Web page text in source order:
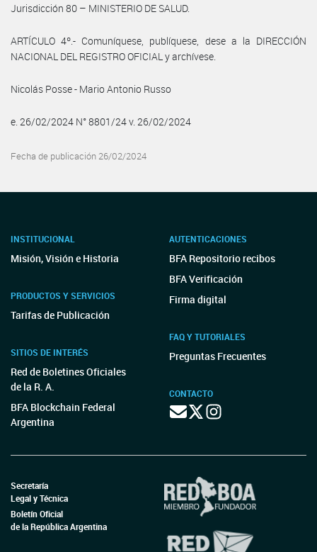
Jurisdicción 80 – MINISTERIO DE SALUD.
ARTÍCULO 4º.- Comuníquese, publíquese, dese a la DIRECCIÓN
NACIONAL DEL REGISTRO OFICIAL y archívese.
Nicolás Posse - Mario Antonio Russo
e. 26/02/2024 N° 8801/24 v. 26/02/2024
Fecha de publicación 26/02/2024
INSTITUCIONAL
Misión, Visión e Historia
PRODUCTOS Y SERVICIOS
Tarifas de Publicación
SITIOS DE INTERÉS
Red de Boletines Oficiales
de la R. A.
BFA Blockchain Federal
Argentina
AUTENTICACIONES
BFA Repositorio recibos
BFA Verificación
Firma digital
FAQ Y TUTORIALES
Preguntas Frecuentes
CONTACTO
Secretaría
Legal y Técnica
Boletín Oficial
de la República Argentina